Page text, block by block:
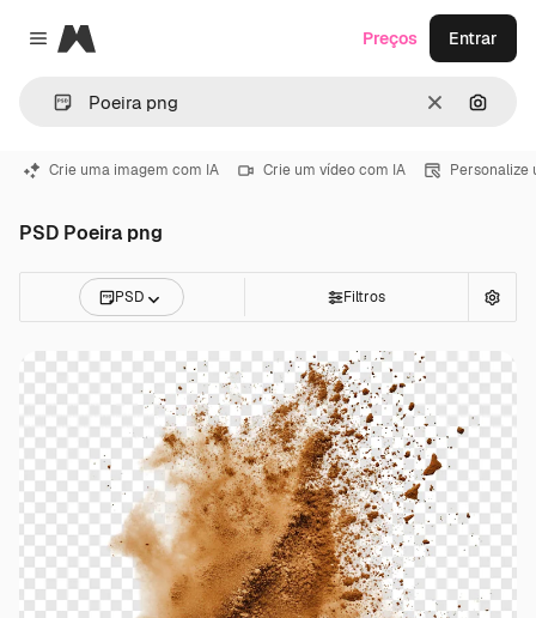
Close menu
Magnific
Limpar
Preços Entrar
Crie uma imagem com IA Crie um vídeo com IA Personalize
PSD Poeira png
PSD Filtros